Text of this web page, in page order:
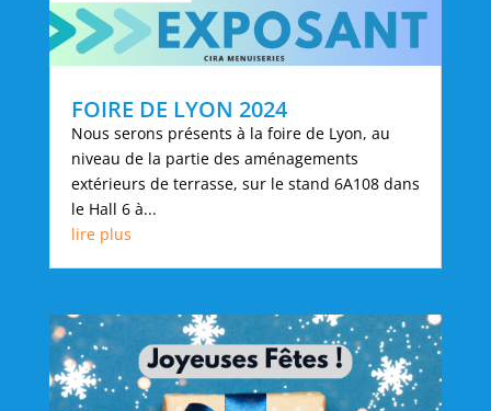
FOIRE DE LYON 2024
Nous serons présents à la foire de Lyon, au
niveau de la partie des aménagements
extérieurs de terrasse, sur le stand 6A108 dans
le Hall 6 à...
lire plus